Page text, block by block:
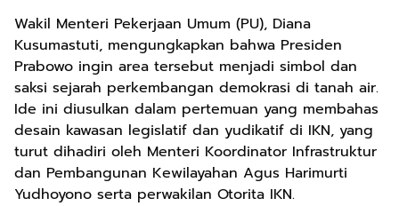
Wakil Menteri Pekerjaan Umum (PU), Diana
Kusumastuti, mengungkapkan bahwa Presiden
Prabowo ingin area tersebut menjadi simbol dan
saksi sejarah perkembangan demokrasi di tanah air.
Ide ini diusulkan dalam pertemuan yang membahas
desain kawasan legislatif dan yudikatif di IKN, yang
turut dihadiri oleh Menteri Koordinator Infrastruktur
dan Pembangunan Kewilayahan Agus Harimurti
Yudhoyono serta perwakilan Otorita IKN.